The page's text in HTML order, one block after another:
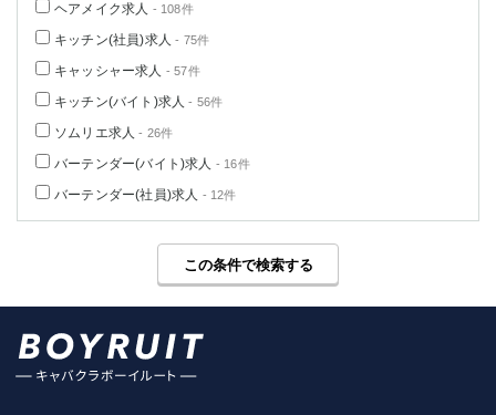
ヘアメイク求人 - 108件
キッチン(社員)求人 - 75件
キャッシャー求人 - 57件
キッチン(バイト)求人 - 56件
ソムリエ求人 - 26件
バーテンダー(バイト)求人 - 16件
バーテンダー(社員)求人 - 12件
この条件で検索する